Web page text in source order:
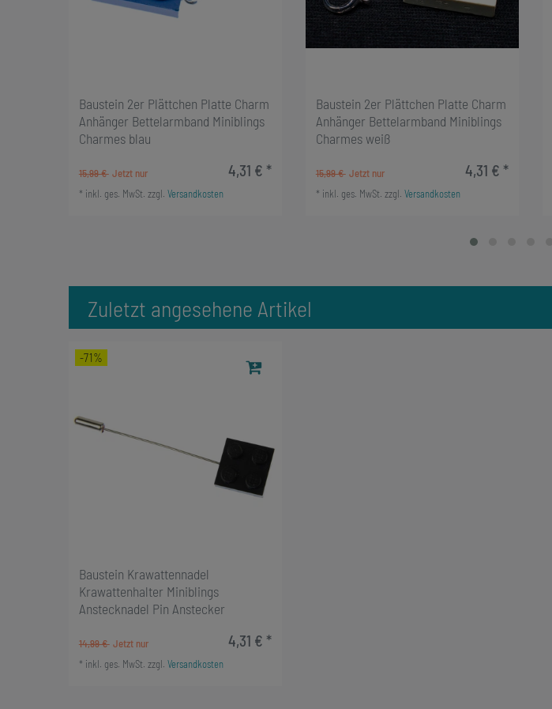
Baustein 2er Plättchen Platte Charm
Anhänger Bettelarmband Miniblings
Charmes blau
15,99 € 4,31 € *
* inkl. ges. MwSt. zzgl. Versandkosten
Baustein 2er Plättchen Platte Charm
Anhänger Bettelarmband Miniblings
Charmes weiß
15,99 € 4,31 € *
* inkl. ges. MwSt. zzgl. Versandkosten
Zuletzt angesehene Artikel
-71%
Baustein Krawattennadel
Krawattenhalter Miniblings
Anstecknadel Pin Anstecker
14,99 € 4,31 € *
* inkl. ges. MwSt. zzgl. Versandkosten